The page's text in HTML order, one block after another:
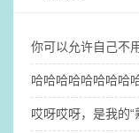
你可以允许自己不
哈哈哈哈哈哈哈哈
哎呀哎呀，是我的